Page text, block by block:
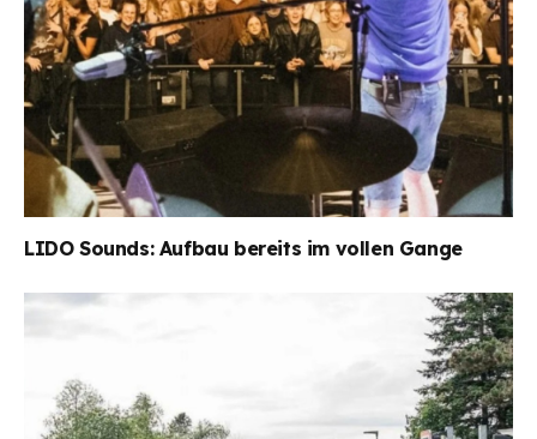
LIDO Sounds: Aufbau bereits im vollen Gange